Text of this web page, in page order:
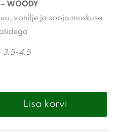
– WOODY
vanilje ja sooja muskuse
3.5-4.5
Lisa korvi